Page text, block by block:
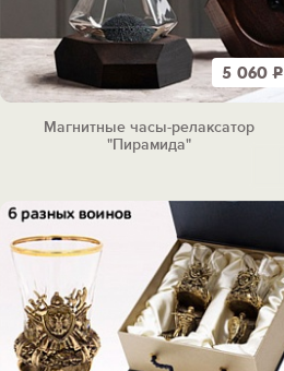
5 060Р
Магнитные часы-релаксатор
"Пирамида"